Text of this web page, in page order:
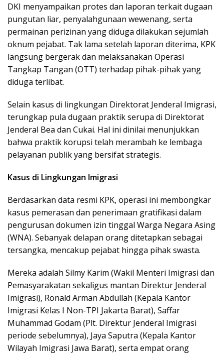
DKI menyampaikan protes dan laporan terkait dugaan
pungutan liar, penyalahgunaan wewenang, serta
permainan perizinan yang diduga dilakukan sejumlah
oknum pejabat. Tak lama setelah laporan diterima, KPK
langsung bergerak dan melaksanakan Operasi
Tangkap Tangan (OTT) terhadap pihak-pihak yang
diduga terlibat.
Selain kasus di lingkungan Direktorat Jenderal Imigrasi,
terungkap pula dugaan praktik serupa di Direktorat
Jenderal Bea dan Cukai. Hal ini dinilai menunjukkan
bahwa praktik korupsi telah merambah ke lembaga
pelayanan publik yang bersifat strategis.
Kasus di Lingkungan Imigrasi
Berdasarkan data resmi KPK, operasi ini membongkar
kasus pemerasan dan penerimaan gratifikasi dalam
pengurusan dokumen izin tinggal Warga Negara Asing
(WNA). Sebanyak delapan orang ditetapkan sebagai
tersangka, mencakup pejabat hingga pihak swasta.
Mereka adalah Silmy Karim (Wakil Menteri Imigrasi dan
Pemasyarakatan sekaligus mantan Direktur Jenderal
Imigrasi), Ronald Arman Abdullah (Kepala Kantor
Imigrasi Kelas I Non-TPI Jakarta Barat), Saffar
Muhammad Godam (Plt. Direktur Jenderal Imigrasi
periode sebelumnya), Jaya Saputra (Kepala Kantor
Wilayah Imigrasi Jawa Barat), serta empat orang